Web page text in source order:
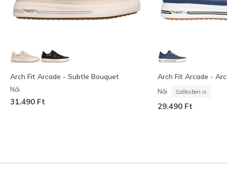
Arch Fit Arcade - Subtle Bouquet
Női
31.490 Ft
Arch Fit Arcade -
Női Szélesben is
29.490 Ft